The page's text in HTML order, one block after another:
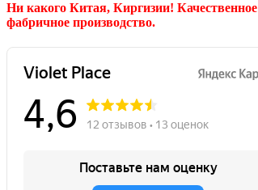
Ни какого Китая, Киргизии! Качественное
фабричное производство.